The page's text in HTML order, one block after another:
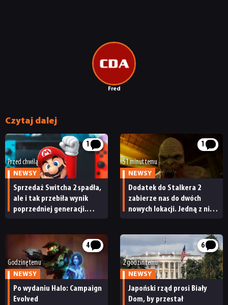
SKLEP
Fred
Czytaj dalej
1
Przed chwilą
NEWSY
Sprzedaż Switcha 2 spadła,
ale i tak przebiła wynik
poprzedniej generacji.
1
51 minut temu
NEWSY
Dodatek do Stalkera 2
zabierze nas do dwóch
nowych lokacji. Jedną z nich
4
Godzinę temu
NEWSY
Po wydaniu Halo: Campaign
Evolved
6
2 godzin temu
NEWSY
Japoński rząd prosi Biały
Dom, by przestał